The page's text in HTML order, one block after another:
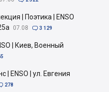
| Поэтика | ENSO
07.08  3 129
| Киев, Военный
ENSO | ул. Евгения
278